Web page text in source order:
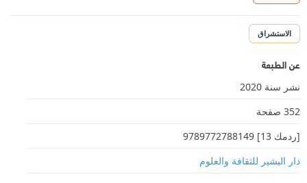
الاستشراق
عن الطبعة
نشر سنة 2020
352 صفحة
[ردمك 13] 9789772788149
دار البشير للثقافة والعلوم